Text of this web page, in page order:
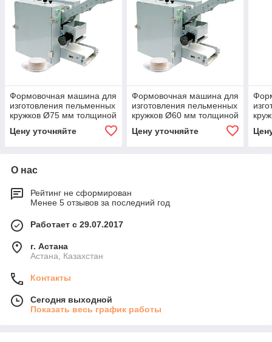
Формовочная машина для
изготовления пельменных
кружков Ø75 мм толщиной
1.6 мм Kocateq OMJ round
C 75/1.6
Цену уточняйте
Формовочная машина для
изготовления пельменных
кружков Ø60 мм толщиной
1.6 мм Kocateq OMJ round
A 60/1.6
Цену уточняйте
70/2
О нас
Рейтинг не сформирован
Менее 5 отзывов за последний год
Работает с 29.07.2017
г. Астана
Астана, Казахстан
Контакты
Сегодня выходной
Показать весь график работы